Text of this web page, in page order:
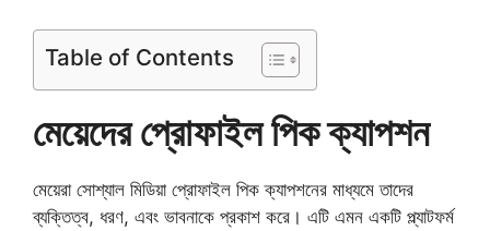
Table of Contents
মেয়েদের প্রোফাইল পিক ক্যাপশন
মেয়েরা সোশ্যাল মিডিয়া প্রোফাইল পিক ক্যাপশনের মাধ্যমে তাদের
ব্যক্তিত্ব, ধরণ, এবং ভাবনাকে প্রকাশ করে। এটি এমন একটি প্ল্যাটফর্ম